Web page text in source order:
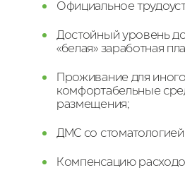
Официальное
Достойный уровень
«белая» заработная
Проживание для
комфортабельные
размещения;
ДМС со
Компенсацию